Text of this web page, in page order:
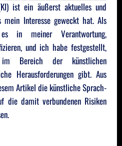
ist ein äußerst aktuelles und
mein Interesse geweckt hat. Als
in meiner Verantwortung,
und ich habe festgestellt,
Bereich der künstlichen
Herausforderungen gibt. Aus
Artikel die künstliche Sprach-
die damit verbundenen Risiken